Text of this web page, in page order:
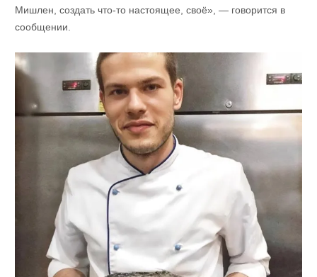
Мишлен, создать что-то настоящее, своё», — говорится в
сообщении.